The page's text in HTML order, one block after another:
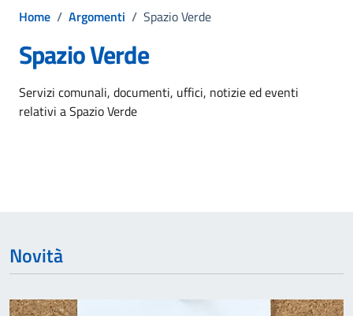
Home / Argomenti / Spazio Verde
Spazio Verde
Dettagli dell'argomento
Servizi comunali, documenti, uffici, notizie ed eventi
relativi a Spazio Verde
Novità